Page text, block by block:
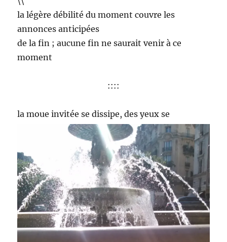
la légère débilité du moment couvre les
annonces anticipées
de la fin ; aucune fin ne saurait venir à ce
moment
::::
la moue invitée se dissipe, des yeux se